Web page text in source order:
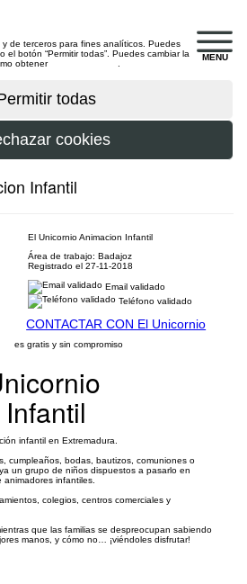
MENU
de terceros para fines analíticos. Puedes
botón “Permitir todas”. Puedes cambiar la
obtener
Infantil
El Unicornio Animacion Infantil
Área de trabajo: Badajoz
Registrado el 27-11-2018
Email validado
Teléfono validado
CONTACTAR CON El Unicornio
es gratis y sin compromiso
infantil en Extremadura.
cumpleaños, bodas, bautizos, comuniones o
un grupo de niños dispuestos a pasarlo en
infantiles.
colegios, centros comerciales y
que las familias se despreocupan sabiendo
manos, y cómo no… ¡viéndoles disfrutar!